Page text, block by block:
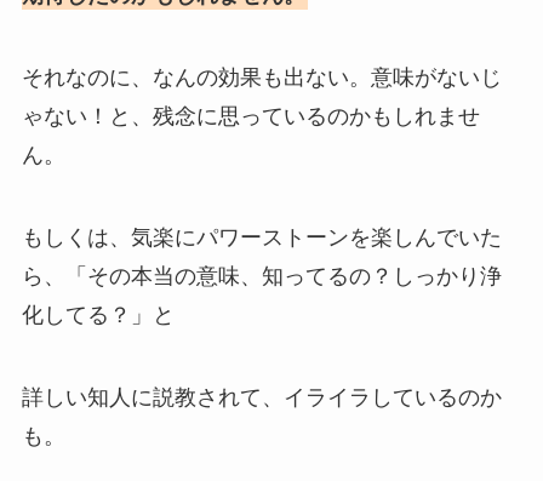
それなのに、なんの効果も出ない。意味がないじ
ゃない！と、残念に思っているのかもしれませ
ん。
もしくは、気楽にパワーストーンを楽しんでいた
ら、「その本当の意味、知ってるの？しっかり浄
化してる？」と
詳しい知人に説教されて、イライラしているのか
も。